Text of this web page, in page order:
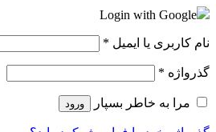
Login with Google
نام کاربری یا ایمیل *
گذرواژه *
مرا به خاطر بسپار ورود